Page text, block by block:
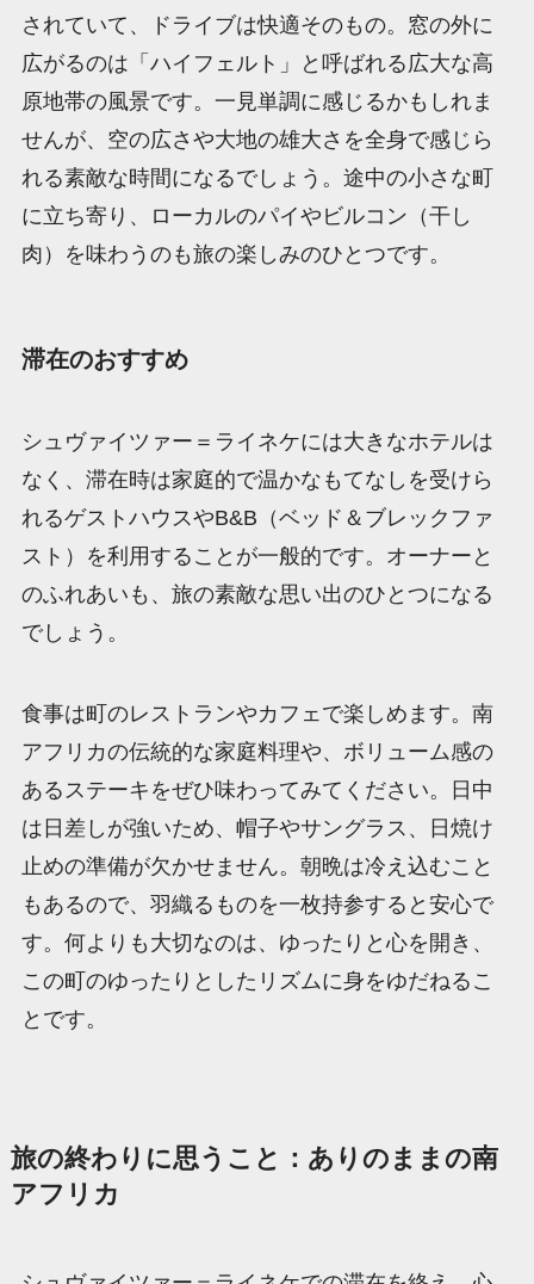
されていて、ドライブは快適そのもの。窓の外に
広がるのは「ハイフェルト」と呼ばれる広大な高
原地帯の風景です。一見単調に感じるかもしれま
せんが、空の広さや大地の雄大さを全身で感じら
れる素敵な時間になるでしょう。途中の小さな町
に立ち寄り、ローカルのパイやビルコン（干し
肉）を味わうのも旅の楽しみのひとつです。
滞在のおすすめ
シュヴァイツァー＝ライネケには大きなホテルは
なく、滞在時は家庭的で温かなもてなしを受けら
れるゲストハウスやB&B（ベッド＆ブレックファ
スト）を利用することが一般的です。オーナーと
のふれあいも、旅の素敵な思い出のひとつになる
でしょう。
食事は町のレストランやカフェで楽しめます。南
アフリカの伝統的な家庭料理や、ボリューム感の
あるステーキをぜひ味わってみてください。日中
は日差しが強いため、帽子やサングラス、日焼け
止めの準備が欠かせません。朝晩は冷え込むこと
もあるので、羽織るものを一枚持参すると安心で
す。何よりも大切なのは、ゆったりと心を開き、
この町のゆったりとしたリズムに身をゆだねるこ
とです。
旅の終わりに思うこと：ありのままの南
アフリカ